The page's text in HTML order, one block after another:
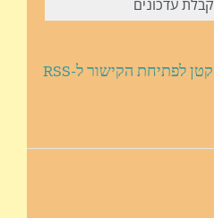
לחצו על הסמל הכתום הקטן לפתיחת הקישור ל-RSS